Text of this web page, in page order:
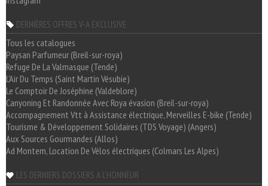
DERNIÈRES OFFRES V-A EXCLUSIVE
Tous les catalogues
Paysan Parfumeur (Breil-sur-roya)
Refuge De La Valmasque (Tende)
L'Air Du Temps (Saint Martin Vésubie)
Le Comptoir De Joséphine (Valdeblore)
Canyoning Et Randonnée Avec Roya évasion (Breil-sur-roya)
Accompagnement Vtt à Assistance électrique, Merveilles E-bike (Tende)
Tourisme & Développement Solidaires (TDS Voyage) (Angers)
Aux Sources Gourmandes (Allos)
Ad Montem, Location De Vélos électriques (Colmars Les Alpes)
LES DERNIERS DOSSIERS A L'HONNEUR